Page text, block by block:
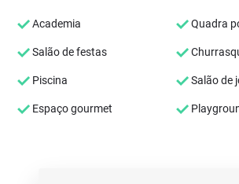
Academia Quadra
Salão de festas
Piscina Salão de
Espaço gourmet